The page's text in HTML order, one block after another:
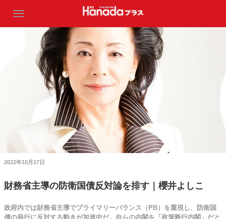
2022年10月17日
財務省主導の防衛国債反対論を排す｜櫻井よしこ
政府内では財務省主導でプライマリーバランス（PB）を重視し、防衛国
債の発行に反対する動きが加速中だ。自らの内閣を「政策断行内閣」だと